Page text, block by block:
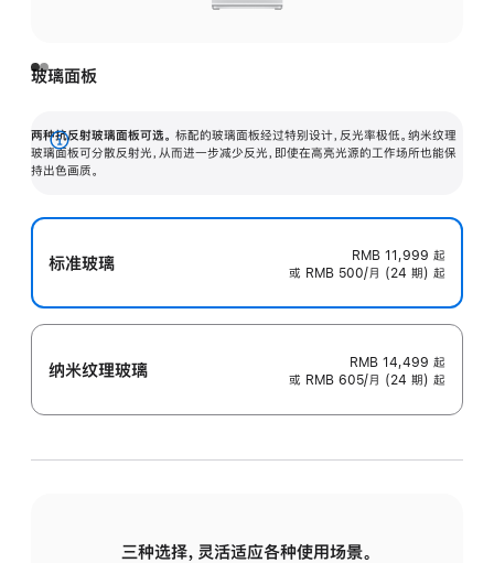
玻璃面板
两种抗反射玻璃面板可选。 标配的玻璃面板经过特别设计，反光率极低。纳米纹理
玻璃面板可分散反射光，从而进一步减少反光，即使在高亮光源的工作场所也能保
持出色画质。
展
开
标准玻璃 RMB 11,999 起
或 RMB 500/月 (24 期) 起
纳米纹理玻璃 RMB 14,499 起
或 RMB 605/月 (24 期) 起
三种选择，灵活适应各种使用场景。